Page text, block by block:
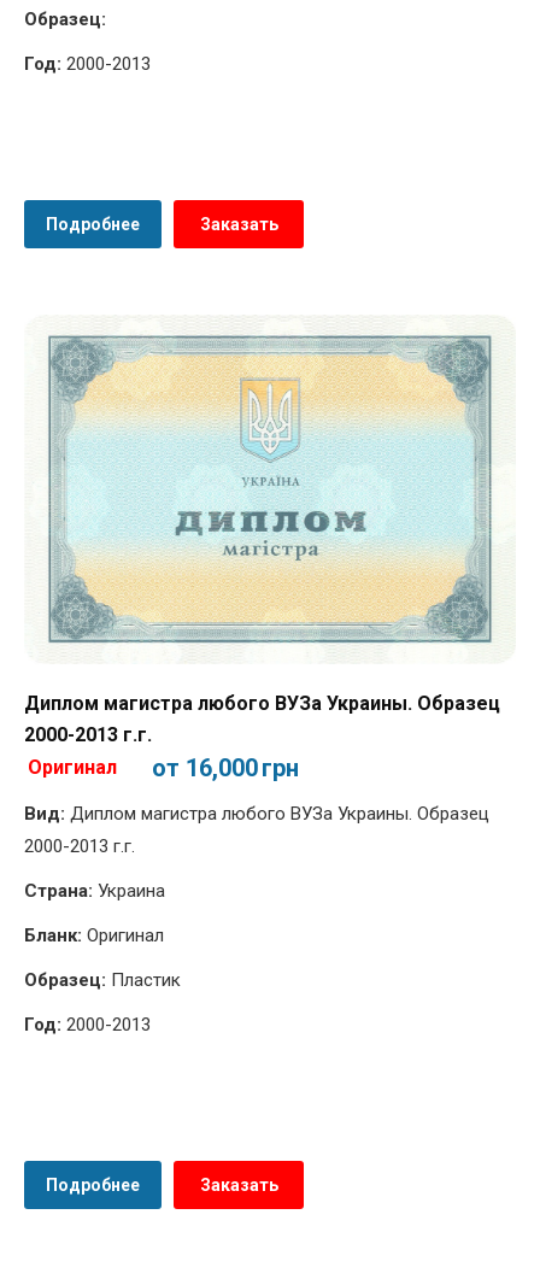
Образец:
Год: 2000-2013
Подробнее Заказать
Диплом магистра любого ВУЗа Украины. Образец
2000-2013 г.г.
Оригинал
от 16,000грн
Вид: Диплом магистра любого ВУЗа Украины. Образец
2000-2013 г.г.
Страна: Украина
Бланк: Оригинал
Образец: Пластик
Год: 2000-2013
Подробнее Заказать